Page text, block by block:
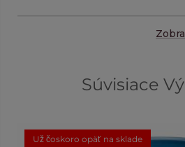
Súvisiace
Už čoskoro opäť na sklade